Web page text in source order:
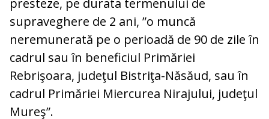
supraveghere de 2 ani, ”o muncă
neremunerată pe o perioadă de 90 de zile în
cadrul sau în beneficiul Primăriei
Rebrişoara, judeţul Bistriţa-Năsăud, sau în
cadrul Primăriei Miercurea Nirajului, judeţul
Mureş”.